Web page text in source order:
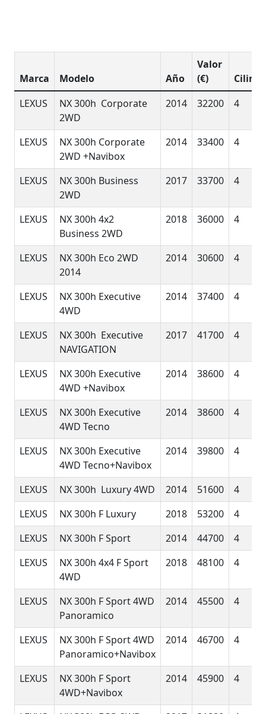
Marca Modelo Año
Valor
(€)
LEXUS
NX 300h Corporate
2WD
2014 32200 4
LEXUS
NX 300h Corporate
2WD +Navibox
2014 33400 4
LEXUS
NX 300h Business
2WD
2017 33700 4
LEXUS
NX 300h 4x2
Business 2WD
2018 36000 4
LEXUS
NX 300h Eco 2WD
2014
2014 30600 4
LEXUS
NX 300h Executive
4WD
2014 37400 4
LEXUS
NX 300h Executive
NAVIGATION
2017 41700 4
LEXUS
NX 300h Executive
4WD +Navibox
2014 38600 4
LEXUS
NX 300h Executive
4WD Tecno
2014 38600 4
LEXUS
NX 300h Executive
4WD Tecno+Navibox
2014 39800 4
LEXUS NX 300h Luxury 4WD 2014 51600
4
LEXUS
NX 300h F Luxury 2018 53200
4
LEXUS
NX 300h F Sport 2014 44700
4
LEXUS
NX 300h 4x4 F Sport
4WD
2018 48100 4
LEXUS
NX 300h F Sport 4WD
Panoramico
2014 45500 4
LEXUS
NX 300h F Sport 4WD
Panoramico+Navibox
2014 46700 4
LEXUS
NX 300h F Sport
4WD+Navibox
2014 45900 4